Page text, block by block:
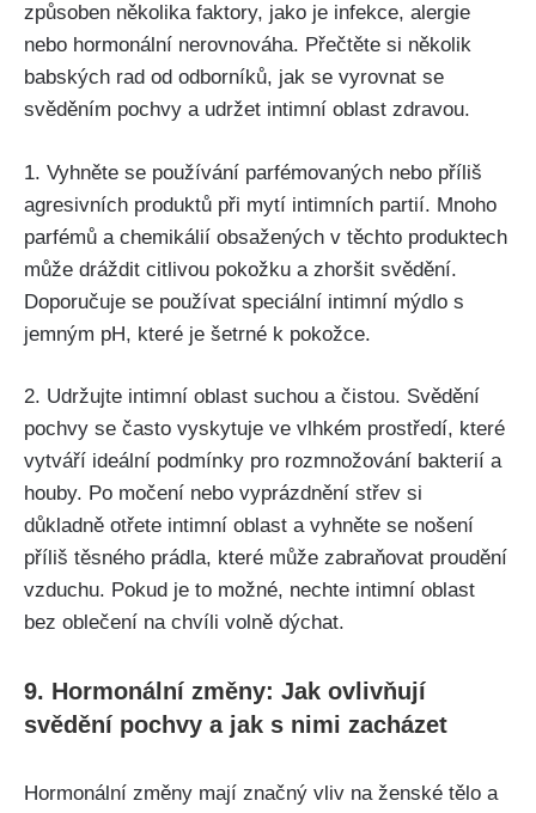
způsoben několika faktory,​ jako je infekce, alergie
nebo hormonální nerovnováha. Přečtěte si několik
babských rad ​od odborníků, jak se vyrovnat se
svěděním pochvy a udržet intimní oblast zdravou.
1. Vyhněte se používání parfémovaných nebo příliš
agresivních produktů při ⁢mytí intimních partií. Mnoho
⁤parfémů a chemikálií ‍obsažených v těchto produktech
může dráždit citlivou pokožku​ a zhoršit svědění.
Doporučuje se používat speciální intimní mýdlo ⁢s
jemným⁢ pH, které je šetrné k pokožce.
2. Udržujte intimní oblast suchou ‍a čistou. Svědění
pochvy ​se často vyskytuje ve vlhkém prostředí, které
vytváří ideální podmínky pro rozmnožování bakterií a
‍houby. Po močení nebo vyprázdnění střev⁣ si
důkladně⁢ otřete intimní⁤ oblast a vyhněte se nošení
příliš těsného prádla, které může ⁣zabraňovat proudění
vzduchu. ‍Pokud je to možné, nechte intimní ‌oblast
bez oblečení na chvíli volně dýchat.
9. Hormonální změny: Jak ovlivňují
svědění pochvy a jak s nimi zacházet
Hormonální změny mají značný vliv na ženské tělo a